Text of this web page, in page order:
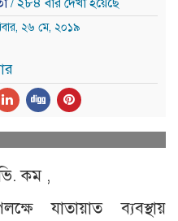
/ ২৮৪ বার দেখা হয়েছে
২৬ মে, ২০১৯
কম ,
যাতায়াত ব্যবস্থায়